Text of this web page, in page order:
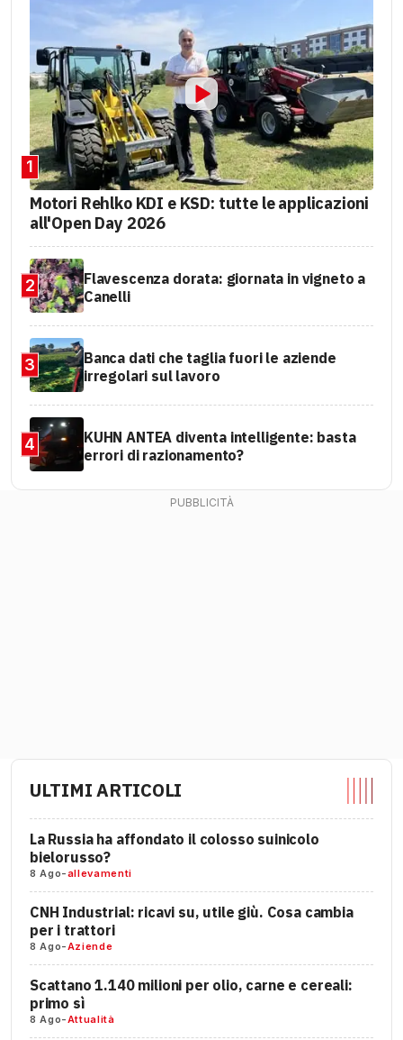
1
Motori Rehlko KDI e KSD: tutte le applicazioni
all'Open Day 2026
2
Flavescenza dorata: giornata in vigneto a
Canelli
3
Banca dati che taglia fuori le aziende
irregolari sul lavoro
4
KUHN ANTEA diventa intelligente: basta
errori di razionamento?
ULTIMI ARTICOLI
La Russia ha affondato il colosso suinicolo
bielorusso?
8 Ago-allevamenti
CNH Industrial: ricavi su, utile giù. Cosa cambia
per i trattori
8 Ago-Aziende
Scattano 1.140 milioni per olio, carne e cereali:
primo sì
8 Ago-Attualità